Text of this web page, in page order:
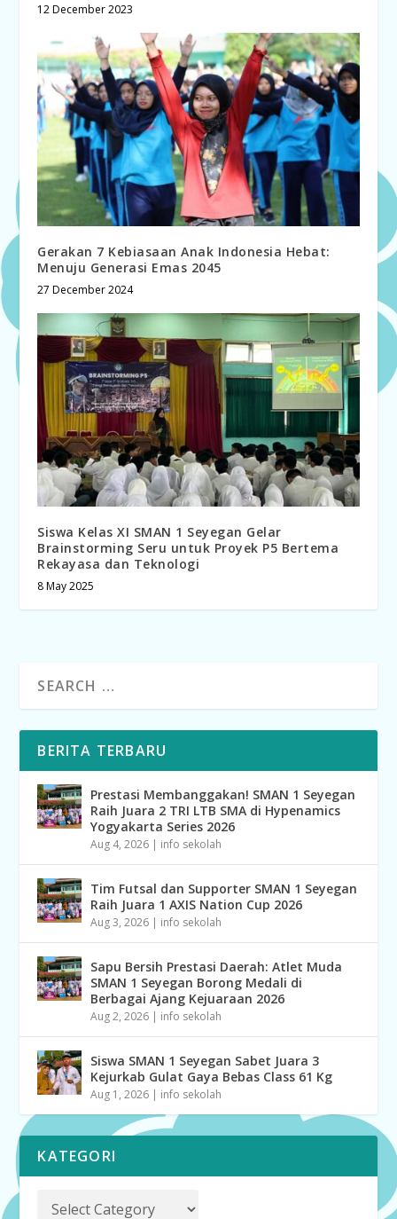
12 December 2023
Gerakan 7 Kebiasaan Anak Indonesia Hebat:
Menuju Generasi Emas 2045
27 December 2024
Siswa Kelas XI SMAN 1 Seyegan Gelar
Brainstorming Seru untuk Proyek P5 Bertema
Rekayasa dan Teknologi
8 May 2025
BERITA TERBARU
Prestasi Membanggakan! SMAN 1 Seyegan
Raih Juara 2 TRI LTB SMA di Hypenamics
Yogyakarta Series 2026
Aug 4, 2026 | info sekolah
Tim Futsal dan Supporter SMAN 1 Seyegan
Raih Juara 1 AXIS Nation Cup 2026
Aug 3, 2026 | info sekolah
Sapu Bersih Prestasi Daerah: Atlet Muda
SMAN 1 Seyegan Borong Medali di
Berbagai Ajang Kejuaraan 2026
Aug 2, 2026 | info sekolah
Siswa SMAN 1 Seyegan Sabet Juara 3
Kejurkab Gulat Gaya Bebas Class 61 Kg
Aug 1, 2026 | info sekolah
KATEGORI